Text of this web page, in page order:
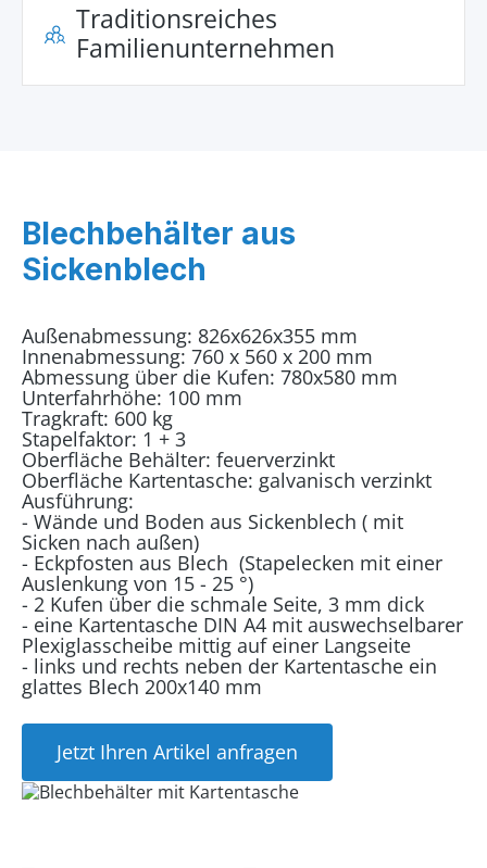
Traditionsreiches
Familienunternehmen
Blechbehälter aus
Sickenblech
Außenabmessung: 826x626x355 mm
Innenabmessung: 760 x 560 x 200 mm
Abmessung über die Kufen: 780x580 mm
Unterfahrhöhe: 100 mm
Tragkraft: 600 kg
Stapelfaktor: 1 + 3
Oberfläche Behälter: feuerverzinkt
Oberfläche Kartentasche: galvanisch verzinkt
Ausführung:
- Wände und Boden aus Sickenblech ( mit
Sicken nach außen)
- Eckpfosten aus Blech (Stapelecken mit einer
Auslenkung von 15 - 25 °)
- 2 Kufen über die schmale Seite, 3 mm dick
- eine Kartentasche DIN A4 mit auswechselbarer
Plexiglasscheibe mittig auf einer Langseite
- links und rechts neben der Kartentasche ein
glattes Blech 200x140 mm
Jetzt Ihren Artikel anfragen